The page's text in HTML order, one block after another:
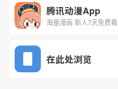
下一话
腾讯动漫App
海量漫画 新人7天免费看
在此处浏览